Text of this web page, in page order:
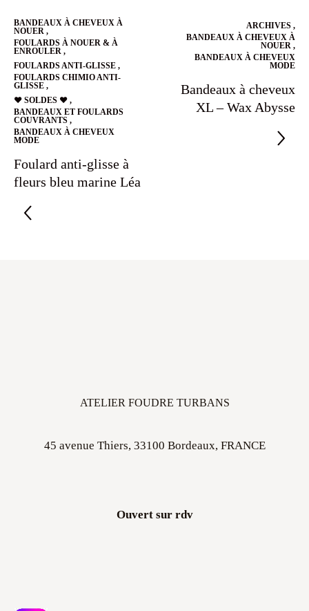
BANDEAUX À CHEVEUX À
NOUER ,
FOULARDS À NOUER & À
ENROULER ,
FOULARDS ANTI-GLISSE ,
FOULARDS CHIMIO ANTI-
GLISSE ,
❤️ SOLDES ❤️ ,
BANDEAUX ET FOULARDS
COUVRANTS ,
BANDEAUX À CHEVEUX
MODE
Foulard anti-glisse à
fleurs bleu marine Léa
ARCHIVES ,
BANDEAUX À CHEVEUX À
NOUER ,
BANDEAUX À CHEVEUX
MODE
Bandeaux à cheveux
XL – Wax Abysse
ATELIER FOUDRE TURBANS
45 avenue Thiers, 33100 Bordeaux, FRANCE
Ouvert sur rdv